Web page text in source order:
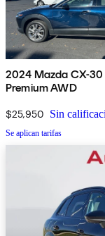
2024 Mazda CX-30
Premium AWD
$25,950 Sin
Se aplican tarifas